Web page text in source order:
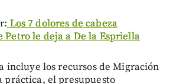
Los 7 dolores de cabeza
Petro le deja a De la Espriella
incluye los recursos de Migración
práctica, el presupuesto